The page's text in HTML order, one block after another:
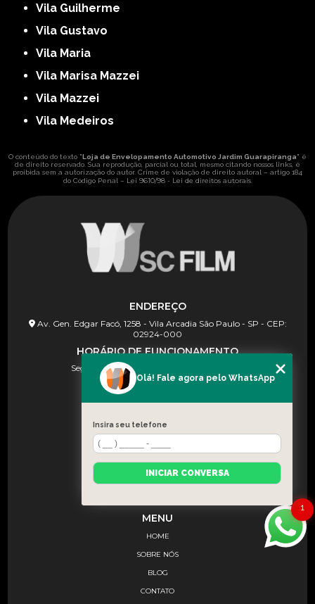
Vila Guilherme
Vila Gustavo
Vila Maria
Vila Marisa Mazzei
Vila Mazzei
Vila Medeiros
O conteúdo do texto "Loja de Envelopamento Automotivo Jardim Guarapiranga" é
de direito reservado. Sua reprodução, parcial ou total, mesmo citando nossos links, é
proibida sem a autorização do autor. Crime de violação de direito autoral – artigo 184
do Código Penal – Lei 9610/98 - Lei de direitos autorais.
ENDEREÇO
Av. Gen. Edgar Facó, 1258 - Vila Arcadia São Paulo - SP - CEP:
02924-000
HORÁRIO DE FUNCIONAMENTO
Seg à Sex (08h às 18h) e Sab (08:30–13:00)
(11) 91367-2222
contato@wscfilm.com.br
MENU
HOME
SOBRE NÓS
BLOG
CONTATO
1
Olá! Fale agora pelo WhatsApp
Insira seu telefone
INICIAR CONVERSA